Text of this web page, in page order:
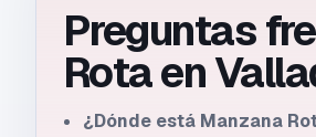
Preguntas
Rota en
¿Dónde está Manzana